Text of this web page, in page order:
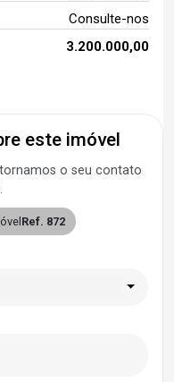
Consulte-nos
3.200.000,00
este imóvel
o seu contato
Ref. 872